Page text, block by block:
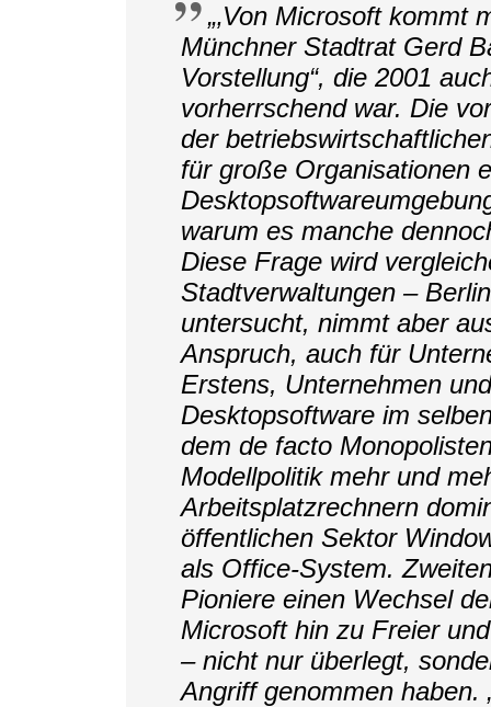
„‚Von Microsoft kommt
Münchner Stadtrat Gerd
Vorstellung“, die 2001
vorherrschend war. Die
der
für große Organisationen
warum es manche
Diese Frage wird
Stadtverwaltungen –
untersucht, nimmt aber
Anspruch, auch für
Erstens, Unternehmen
Desktopsoftware im
dem de facto
Modellpolitik mehr und
Arbeitsplatzrechnern
öffentlichen Sektor
als Office-System.
Pioniere einen Wechsel
Microsoft hin zu Freier
– nicht nur überlegt,
Angriff genommen haben.